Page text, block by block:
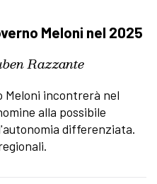
Meloni nel 2025
Razzante
Meloni incontrerà nel
alla possibile
differenziata.